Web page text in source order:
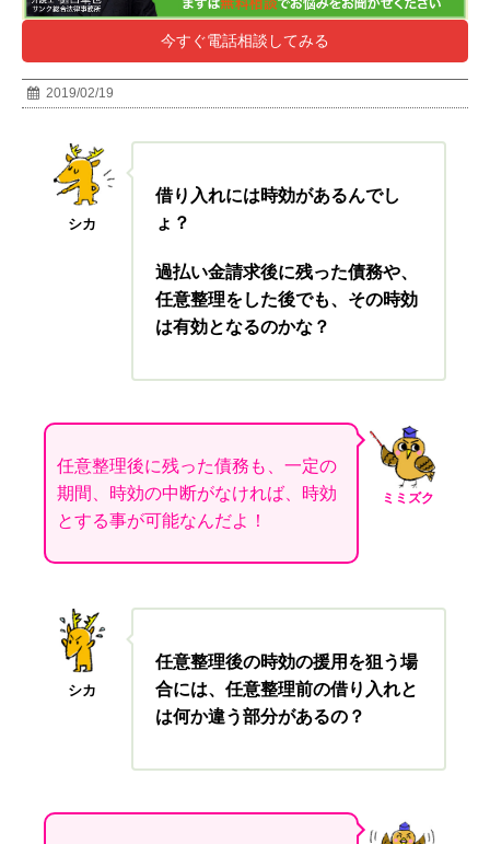
今すぐ電話相談してみる
2019/02/19
シカ
借り入れには時効があるんでし
ょ？
過払い金請求後に残った債務や、
任意整理をした後でも、その時効
は有効となるのかな？
ミミズク
任意整理後に残った債務も、一定の
期間、時効の中断がなければ、時効
とする事が可能なんだよ！
シカ
任意整理後の時効の援用を狙う場
合には、任意整理前の借り入れと
は何か違う部分があるの？